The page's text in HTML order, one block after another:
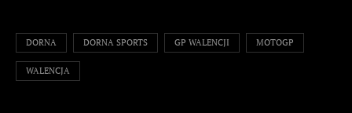
DORNA DORNA SPORTS GP WALENCJI MOTOGP
WALENCJA